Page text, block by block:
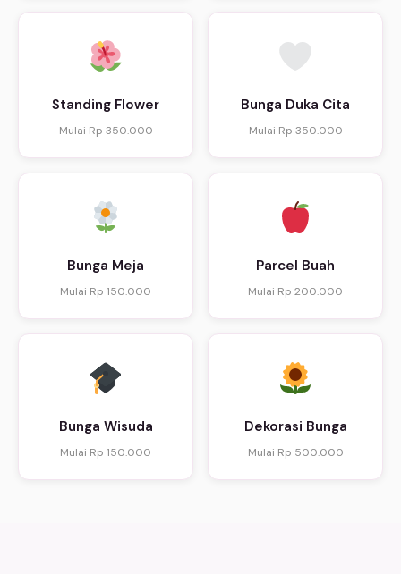
Standing Flower
Mulai Rp 350.000
Bunga Duka Cita
Mulai Rp 350.000
Bunga Meja
Mulai Rp 150.000
Parcel Buah
Mulai Rp 200.000
Bunga Wisuda
Mulai Rp 150.000
Dekorasi Bunga
Mulai Rp 500.000